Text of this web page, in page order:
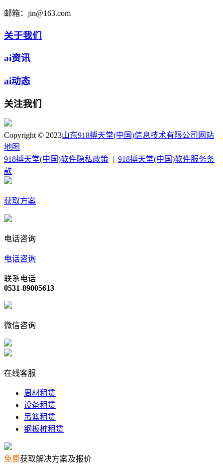
邮箱： jin@163.com
关于我们
ai资讯
ai动态
关注我们
Copyright © 2023山东918搏天堂(中国)信息技术有限公司 网站
地图
918搏天堂(中国)软件隐私政策
918搏天堂(中国)软件服务条
款
获取方案
电话咨询
电话咨询
联系电话
0531-89005613
微信咨询
在线客服
周材租赁
设备租赁
吊篮租赁
钢板桩租赁
免费获取解决方案及报价